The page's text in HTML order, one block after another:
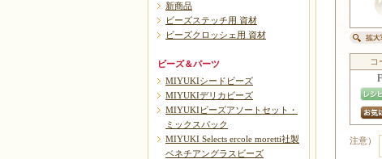
コ
注意）
新商品
ビーズステッチ用 資材
ビーズクロッシェ用 資材
ビーズ＆パーツ
MIYUKIシードビーズ
MIYUKIデリカビーズ
MIYUKIビーズアソートセット・
ミックスパック
MIYUKI Selects ercole moretti社製
ベネチアングラスビーズ